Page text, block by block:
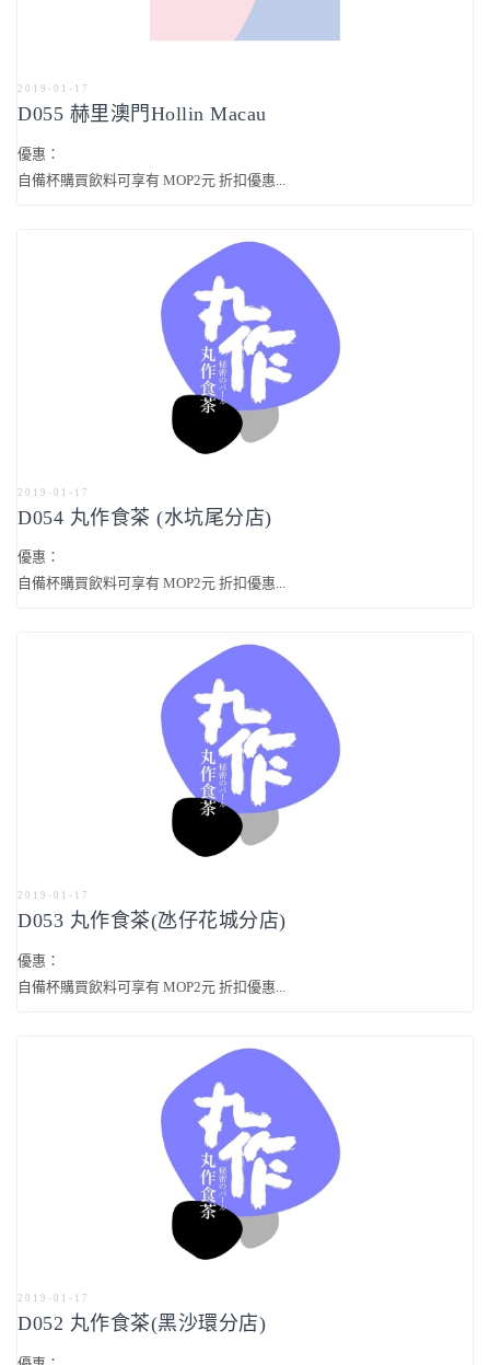
2019-01-17
D055 赫里澳門Hollin Macau
優惠：
自備杯購買飲料可享有 MOP2元 折扣優惠...
2019-01-17
D054 丸作食茶 (水坑尾分店)
優惠：
自備杯購買飲料可享有 MOP2元 折扣優惠...
2019-01-17
D053 丸作食茶(氹仔花城分店)
優惠：
自備杯購買飲料可享有 MOP2元 折扣優惠...
2019-01-17
D052 丸作食茶(黑沙環分店)